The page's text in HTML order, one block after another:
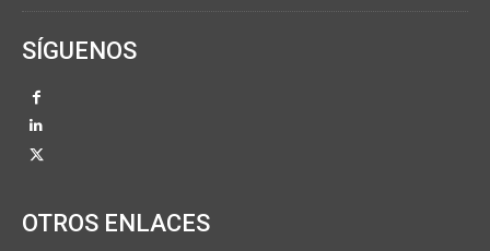
SÍGUENOS
OTROS ENLACES